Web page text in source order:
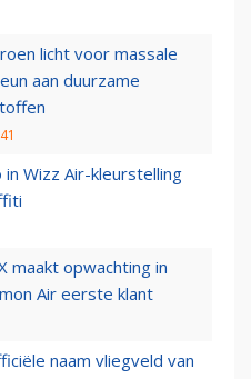
licht voor massale
aan duurzame
in Wizz Air-kleurstelling
maakt opwachting in
Air eerste klant
naam vliegveld van